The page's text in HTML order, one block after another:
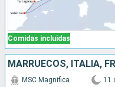
Comidas incluidas
MARRUECOS, ITALIA,
MSC Magnifica 11